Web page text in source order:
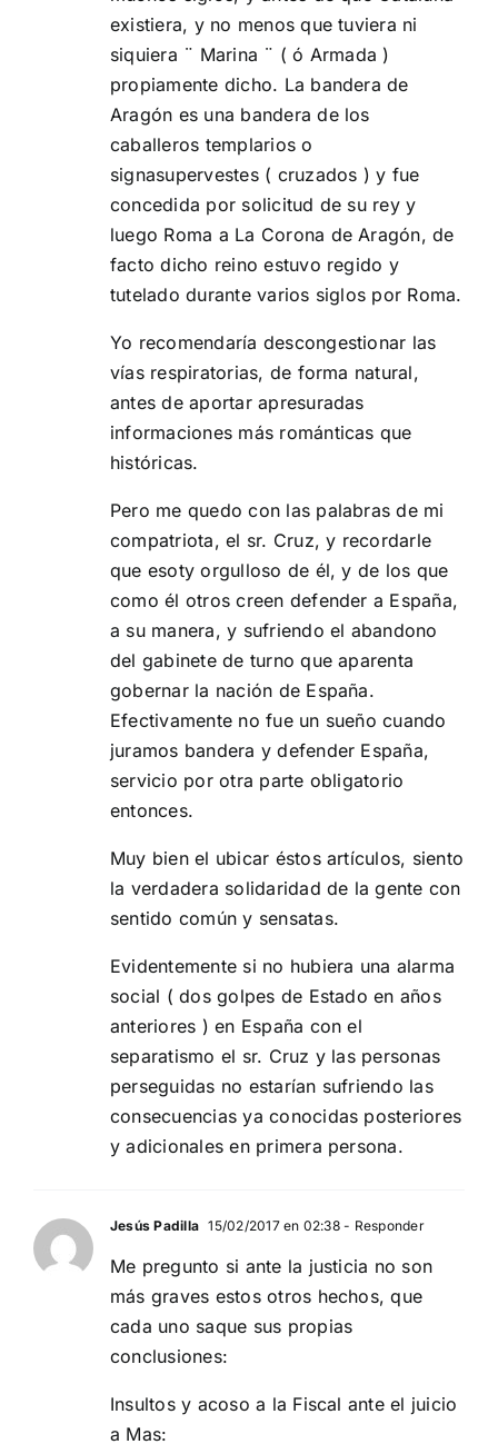
existiera, y no menos que tuviera ni
siquiera ¨ Marina ¨ ( ó Armada )
propiamente dicho. La bandera de
Aragón es una bandera de los
caballeros templarios o
signasupervestes ( cruzados ) y fue
concedida por solicitud de su rey y
luego Roma a La Corona de Aragón, de
facto dicho reino estuvo regido y
tutelado durante varios siglos por Roma.
Yo recomendaría descongestionar las
vías respiratorias, de forma natural,
antes de aportar apresuradas
informaciones más románticas que
históricas.
Pero me quedo con las palabras de mi
compatriota, el sr. Cruz, y recordarle
que esoty orgulloso de él, y de los que
como él otros creen defender a España,
a su manera, y sufriendo el abandono
del gabinete de turno que aparenta
gobernar la nación de España.
Efectivamente no fue un sueño cuando
juramos bandera y defender España,
servicio por otra parte obligatorio
entonces.
Muy bien el ubicar éstos artículos, siento
la verdadera solidaridad de la gente con
sentido común y sensatas.
Evidentemente si no hubiera una alarma
social ( dos golpes de Estado en años
anteriores ) en España con el
separatismo el sr. Cruz y las personas
perseguidas no estarían sufriendo las
consecuencias ya conocidas posteriores
y adicionales en primera persona.
Jesús Padilla 15/02/2017 en 02:38- Responder
Me pregunto si ante la justicia no son
más graves estos otros hechos, que
cada uno saque sus propias
conclusiones:
Insultos y acoso a la Fiscal ante el juicio
a Mas: